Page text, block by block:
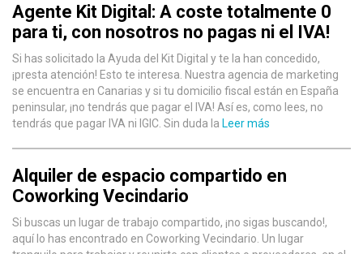
Agente Kit Digital: A coste totalmente 0
para ti, con nosotros no pagas ni el IVA!
Si has solicitado la Ayuda del Kit Digital y te la han concedido,
¡presta atención! Esto te interesa. Nuestra agencia de marketing
se encuentra en Canarias y si tu domicilio fiscal están en España
peninsular, ¡no tendrás que pagar el IVA! Así es, como lees, no
tendrás que pagar IVA ni IGIC. Sin duda la Leer más
Alquiler de espacio compartido en
Coworking Vecindario
Si buscas un lugar de trabajo compartido, ¡no sigas buscando!,
aquí lo has encontrado en Coworking Vecindario. Un lugar